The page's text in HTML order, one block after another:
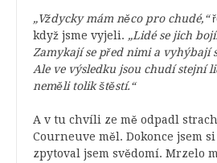
„Vždycky mám něco pro chudé,“
když jsme vyjeli. „Lidé se jich
Zamykají se před nimi a vyhýbají
Ale ve výsledku jsou chudí stejní
neměli tolik štěstí.“
A v tu chvíli ze mě odpadl
Courneuve měl. Dokonce jsem
zpytoval jsem svědomí. Mrzelo